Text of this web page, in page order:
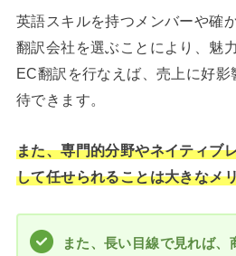
英語スキルを持つメンバーや確
翻訳会社を選ぶことにより、魅
EC翻訳を行なえば、売上に好影
待できます。
また、専門的分野やネイティブ
して任せられることは大きなメ
また、長い目線で見れば、